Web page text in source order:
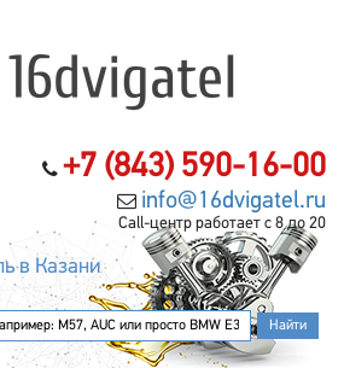
+7 (843) 590-16-00
info@16dvigatel.ru
Call-центр работает с 8 до 20
в Казани